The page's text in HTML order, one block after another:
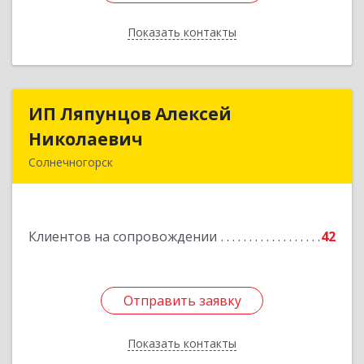
Показать контакты
Назад
ИП Ляпунцов Алексей
Николаевич
Солнечногорск
Клиентов на сопровождении 42
Отправить заявку
Показать контакты
ИП Ляпунцов Алексей
Отправить заявку
Назад